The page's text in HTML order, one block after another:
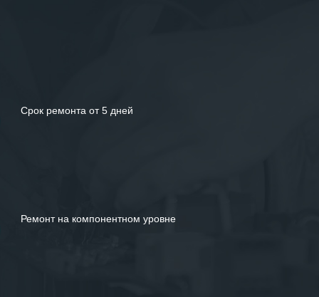
Срок ремонта от 5 дней
Ремонт на компонентном уровне